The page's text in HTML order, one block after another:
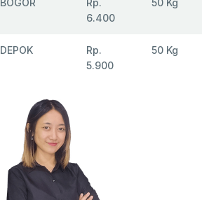
BOGOR
Rp.
6.400
50 Kg
DEPOK
Rp.
5.900
50 Kg